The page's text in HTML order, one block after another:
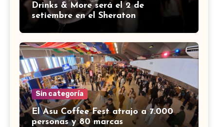
Drinks & More será el 2 de
setiembre en el Sheraton
Sin categoría
El Asu Coffee Fest atrajo a 7.000
personas y 80 marcas